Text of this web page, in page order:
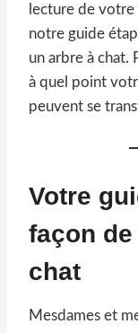
lecture de
notre guide
un arbre à chat.
à quel point
peuvent se
Votre
façon
chat
Mesdames et